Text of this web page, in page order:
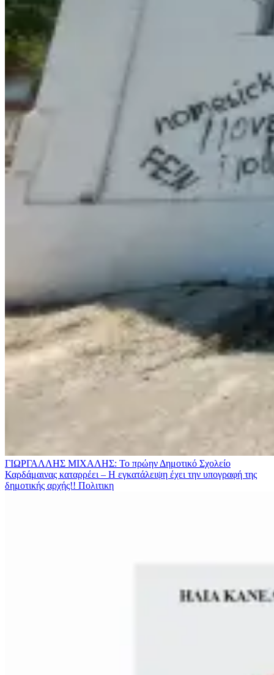
ΓΙΩΡΓΑΛΛΗΣ ΜΙΧΑΛΗΣ: Το πρώην Δημοτικό Σχολείο
Καρδάμαινας καταρρέει – Η εγκατάλειψη έχει την υπογραφή της
δημοτικής αρχής!! Πολιτικη